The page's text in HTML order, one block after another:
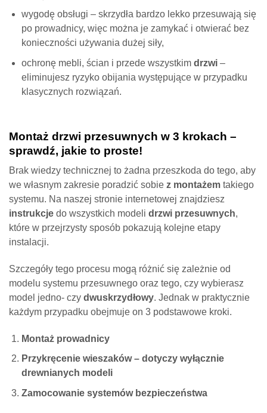
wygodę obsługi – skrzydła bardzo lekko przesuwają się
po prowadnicy, więc można je zamykać i otwierać bez
konieczności używania dużej siły,
ochronę mebli, ścian i przede wszystkim drzwi–
eliminujesz ryzyko obijania występujące w przypadku
klasycznych rozwiązań.
Montaż drzwi przesuwnych w 3 krokach –
sprawdź, jakie to proste!
Brak wiedzy technicznej to żadna przeszkoda do tego, aby
we własnym zakresie poradzić sobie z montażem takiego
systemu. Na naszej stronie internetowej znajdziesz
instrukcje do wszystkich modeli drzwi przesuwnych,
które w przejrzysty sposób pokazują kolejne etapy
instalacji.
Szczegóły tego procesu mogą różnić się zależnie od
modelu systemu przesuwnego oraz tego, czy wybierasz
model jedno- czy dwuskrzydłowy. Jednak w praktycznie
każdym przypadku obejmuje on 3 podstawowe kroki.
Montaż prowadnicy
Przykręcenie wieszaków – dotyczy wyłącznie
drewnianych modeli
Zamocowanie systemów bezpieczeństwa